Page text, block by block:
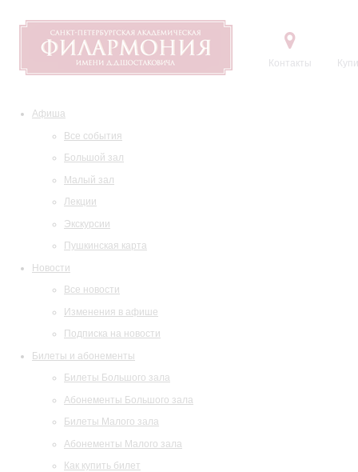
Контакты
Афиша
Все события
Большой зал
Малый зал
Лекции
Экскурсии
Пушкинская карта
Новости
Все новости
Изменения в афише
Подписка на новости
Билеты и абонементы
Билеты Большого зала
Абонементы Большого зала
Билеты Малого зала
Абонементы Малого зала
Как купить билет